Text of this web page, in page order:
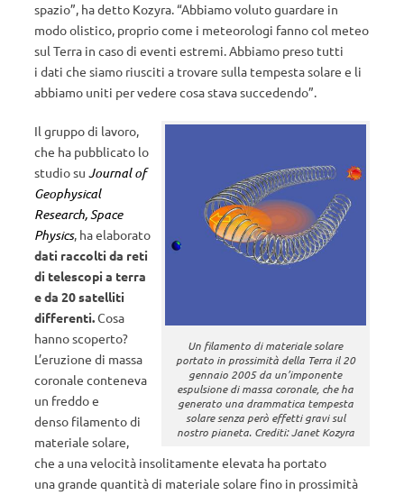
spazio”, ha detto Kozyra. “Abbiamo voluto guardare in
modo olistico, proprio come i meteorologi fanno col meteo
sul Terra in caso di eventi estremi. Abbiamo preso tutti
i dati che siamo riusciti a trovare sulla tempesta solare e li
abbiamo uniti per vedere cosa stava succedendo”.
Un filamento di materiale solare
portato in prossimità della Terra il 20
gennaio 2005 da un’imponente
espulsione di massa coronale, che ha
generato una drammatica tempesta
solare senza però effetti gravi sul
nostro pianeta. Crediti: Janet Kozyra
Il gruppo di lavoro,
che ha pubblicato lo
studio su Journal of
Geophysical
Research, Space
Physics, ha elaborato
dati raccolti da reti
di telescopi a terra
e da 20 satelliti
differenti.Cosa
hanno scoperto?
L’eruzione di massa
coronale conteneva
un freddo e
denso filamento di
materiale solare,
che a una velocità insolitamente elevata ha portato
una grande quantità di materiale solare fino in prossimità